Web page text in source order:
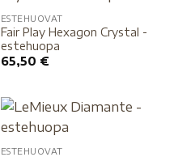
ESTEHUOVAT
Fair Play Hexagon Crystal -
estehuopa
65,50 €
ESTEHUOVAT